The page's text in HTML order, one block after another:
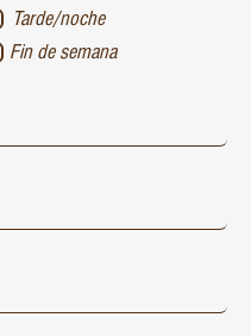
Tarde/noche
Fin de semana